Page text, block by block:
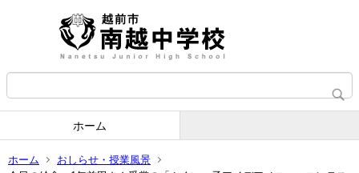
ホーム
ホーム
おしらせ・授業風景